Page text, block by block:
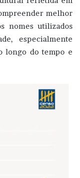
melhor
nomes utilizados
especialmente
longo do tempo e